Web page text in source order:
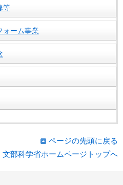
等
ォーム事業
ページの先頭に戻る
文部科学省ホームページトップへ